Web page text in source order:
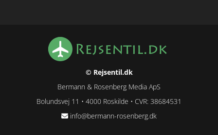
© Rejsentil.dk
Bermann & Rosenberg Media ApS
Bolundsvej 11 • 4000 Roskilde • CVR: 38684531
info@bermann-rosenberg.dk